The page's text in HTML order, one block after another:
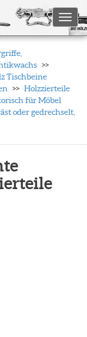
Tischbeine
Holzzierteile
für Möbel
oder gedrechselt,